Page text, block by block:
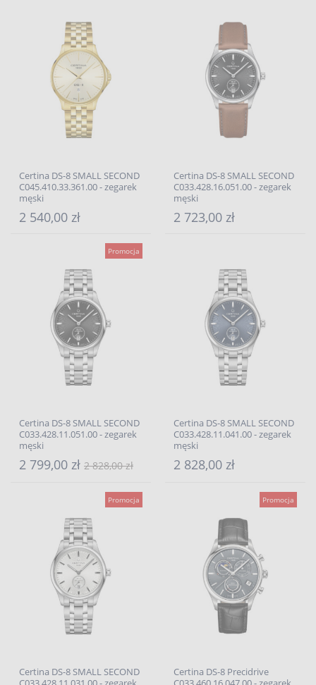
Certina DS-8 SMALL SECOND
C045.410.33.361.00 - zegarek
męski
2 540,00 zł
Certina DS-8 SMALL SECOND
C033.428.16.051.00 - zegarek
męski
2 723,00 zł
Promocja
Certina DS-8 SMALL SECOND
C033.428.11.051.00 - zegarek
męski
2 799,00 zł 2 828,00 zł
Certina DS-8 SMALL SECOND
C033.428.11.041.00 - zegarek
męski
2 828,00 zł
Promocja
Certina DS-8 SMALL SECOND
Promocja
Certina DS-8 Precidrive